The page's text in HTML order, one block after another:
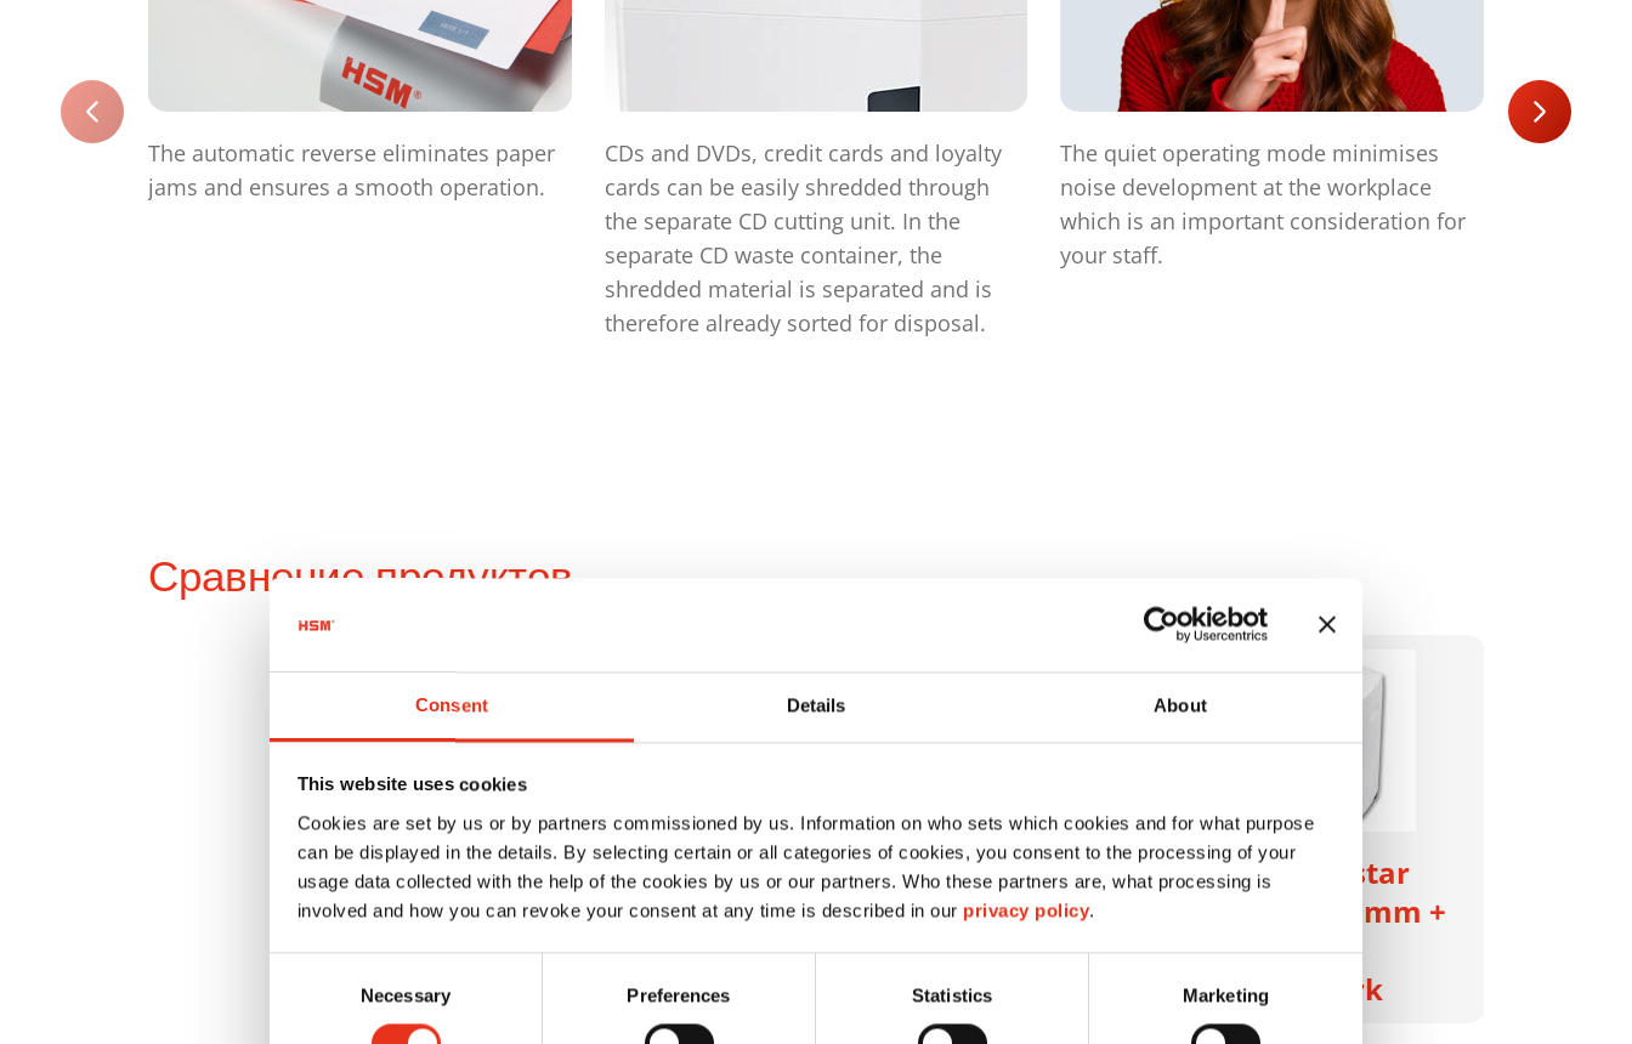
Consent Details About
This website uses cookies
Cookies are set by us or by partners commissioned by us. Information on who sets which cookies and for what purpose
can be displayed in the details. By selecting certain or all categories of cookies, you consent to the processing of your
usage data collected with the help of the cookies by us or our partners. Who these partners are, what processing is
involved and how you can revoke your consent at any time is described in our privacy policy.
Necessary Preferences Statistics Marketing
The automatic reverse eliminates paper
jams and ensures a smooth operation.
CDs and DVDs, credit cards and loyalty
cards can be easily shredded through
the separate CD cutting unit. In the
separate CD waste container, the
shredded material is separated and is
therefore already sorted for disposal.
The quiet operating mode minimises
noise development at the workplace
which is an important consideration for
your staff.
The LED
Сравнение продуктов
HSM shredstar
X13 - 4 x 37 mm +
Sep. CD-
Schneidwerk
HSM shredstar
X15 - 4 x 37 mm +
Sep. CD-
Schneidwerk
HSM shredstar
X24 - 4 x 37 mm +
Sep. CD-
Schneidwerk